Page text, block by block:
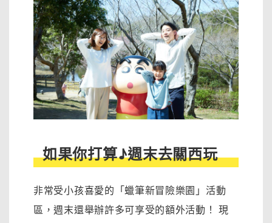
如果你打算♪週末去關西玩
非常受小孩喜愛的「蠟筆新冒險樂園」活動
區，週末還舉辦許多可享受的額外活動！ 現